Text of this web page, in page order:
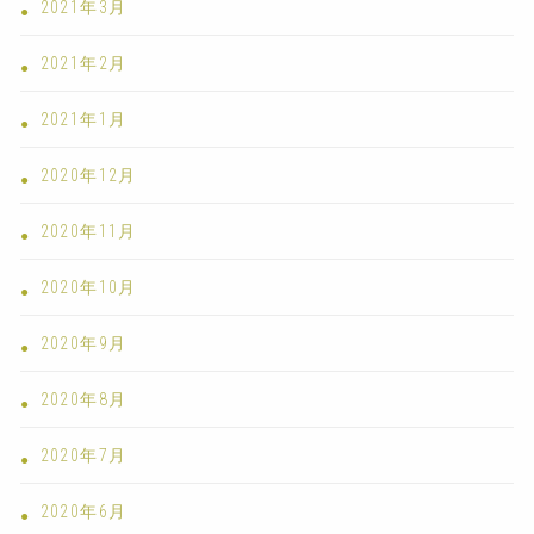
2021年3月
2021年2月
2021年1月
2020年12月
2020年11月
2020年10月
2020年9月
2020年8月
2020年7月
2020年6月